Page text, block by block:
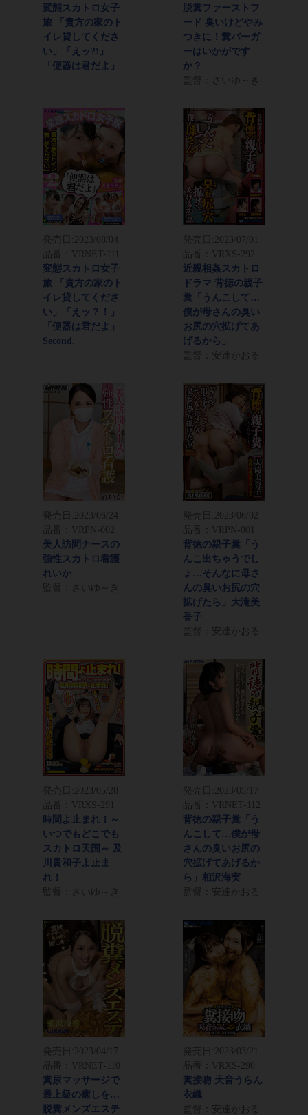
変態スカトロ女子
旅 「貴方の家のト
イレ貸してくださ
い」「えッ?!」
「便器は君だよ」
脱糞ファーストフ
ード 臭いけどやみ
つきに！糞バーガ
ーはいかがです
か？
監督：さいゆ～き
発売日: 2023/08/04
品番：VRNET-111
変態スカトロ女子
旅 「貴方の家のト
イレ貸してくださ
い」「えッ？！」
「便器は君だよ」
Second.
発売日: 2023/07/01
品番：VRXS-292
近親相姦スカトロ
ドラマ 背徳の親子
糞「うんこして…
僕が母さんの臭い
お尻の穴拡げてあ
げるから」
監督：安達かおる
発売日:
2023/06/24
品番：VRPN-002
美人訪問ナースの
強性スカトロ看護
れいか
監督：さいゆ～き
発売日:
2023/06/02
品番：VRPN-001
背徳の親子糞「う
んこ出ちゃうでし
ょ…そんなに母さ
んの臭いお尻の穴
拡げたら」大滝美
香子
監督：安達かおる
発売日:
2023/05/28
品番：VRXS-291
時間よ止まれ！～
いつでもどこでも
スカトロ天国～ 及
川貴和子よ止ま
れ！
監督：さいゆ～き
発売日:
2023/05/17
品番：VRNET-112
背徳の親子糞「う
んこして…僕が母
さんの臭いお尻の
穴拡げてあげるか
ら」相沢海実
監督：安達かおる
発売日: 2023/04/17
品番：VRNET-110
糞尿マッサージで
最上級の癒しを…
脱糞メンズエステ
発売日: 2023/03/21
品番：VRXS-290
糞接吻 天音うらん
衣織
監督：安達かおる